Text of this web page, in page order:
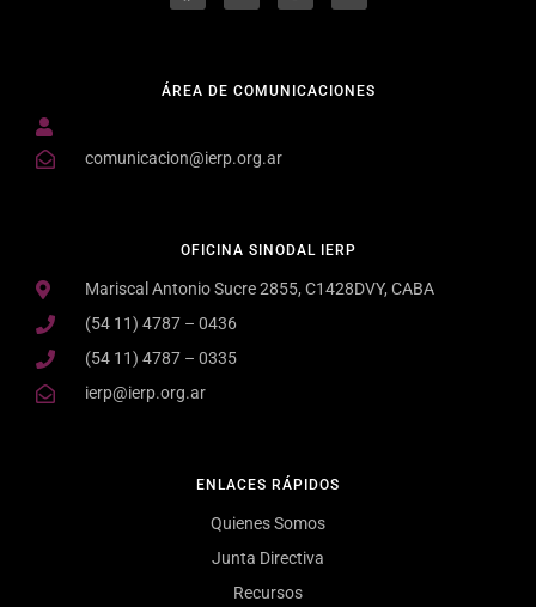
ENLACES RÁPIDOS
Quienes Somos
Junta Directiva
Recursos
OFICINA SINODAL IERP
Mariscal Antonio Sucre 2855, C1428DVY, CABA
(54 11) 4787 – 0436
(54 11) 4787 – 0335
ierp@ierp.org.ar
ÁREA DE COMUNICACIONES
comunicacion@ierp.org.ar